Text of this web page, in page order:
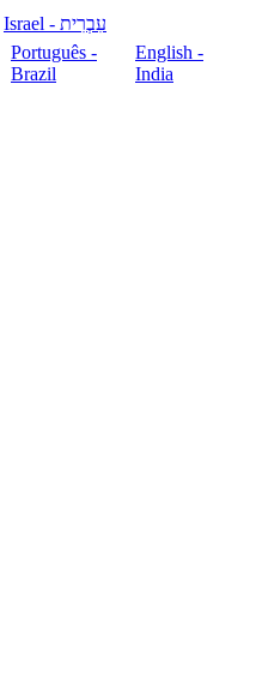
עִבְרִית - Israel
Português -
Brazil
English -
India